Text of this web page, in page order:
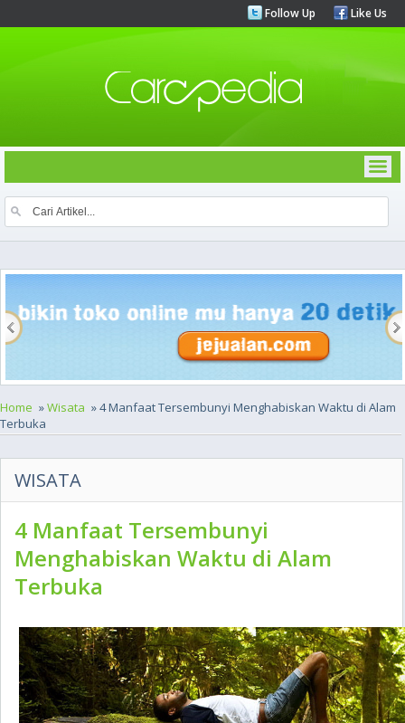
Follow Up Like Us
Home »Wisata » 4 Manfaat Tersembunyi Menghabiskan Waktu di Alam
Terbuka
WISATA
4 Manfaat Tersembunyi
Menghabiskan Waktu di Alam
Terbuka